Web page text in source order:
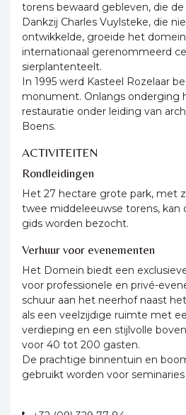
torens bewaard gebleven, die
Dankzij Charles Vuylsteke, die
ontwikkelde, groeide het
internationaal gerenommeerd
sierplantenteelt.
In 1995 werd Kasteel Rozelaar
monument. Onlangs onderging
restauratie onder leiding van
Boens.
ACTIVITEITEN
Rondleidingen
Het 27 hectare grote park, met
twee middeleeuwse torens, kan
gids worden bezocht.
Verhuur voor evenementen
Het Domein biedt een
voor professionele en privé-
schuur aan het neerhof naast
als een veelzijdige ruimte met
verdieping en een stijlvolle
voor 40 tot 200 gasten.
De prachtige binnentuin en
gebruikt worden voor